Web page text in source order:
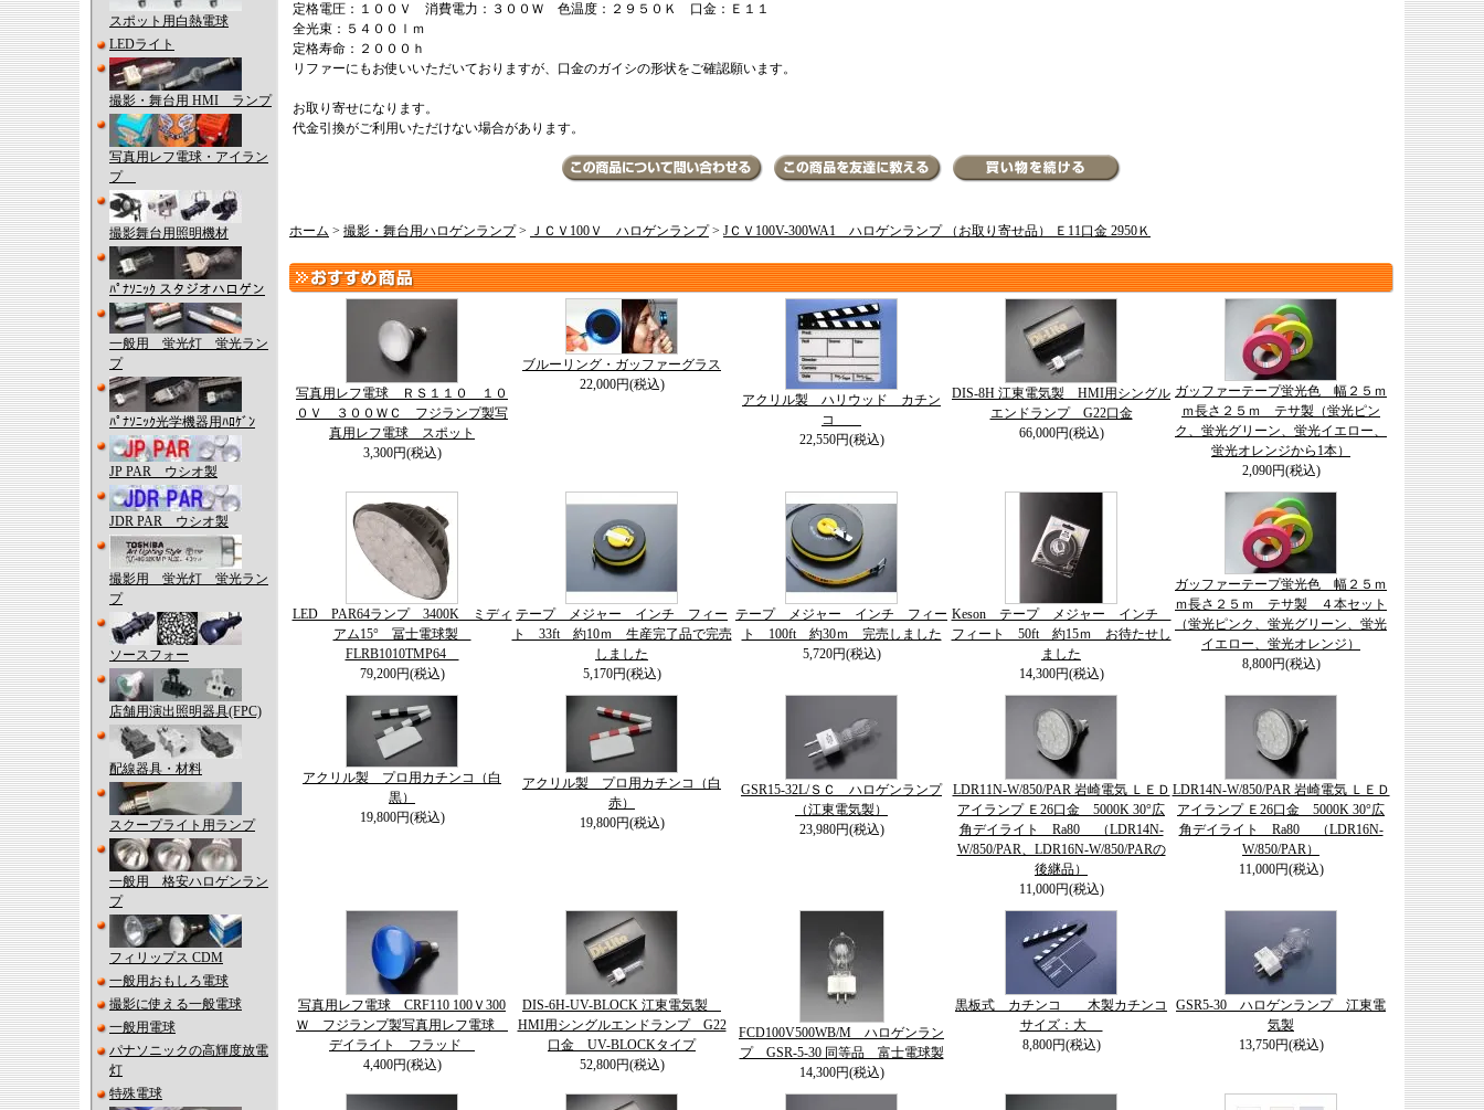
スポット用白熱電球
LEDライト
撮影・舞台用 HMI ランプ
写真用レフ電球・アイラン
プ
撮影舞台用照明機材
ﾊﾟﾅｿﾆｯｸ スタジオハロゲン
一般用 蛍光灯 蛍光ラン
プ
ﾊﾟﾅｿﾆｯｸ光学機器用ﾊﾛｹﾞﾝ
JP PAR ウシオ製
JDR PAR ウシオ製
撮影用 蛍光灯 蛍光ラン
プ
ソースフォー
店舗用演出照明器具(FPC)
配線器具・材料
スクープライト用ランプ
一般用 格安ハロゲンラン
プ
フィリップス CDM
一般用おもしろ電球
撮影に使える一般電球
一般用電球
パナソニックの高輝度放電
灯
特殊電球
定格電圧：１００Ｖ 消費電力：３００Ｗ 色温度：２９５０Ｋ 口金：Ｅ１１
全光束：５４００ｌｍ
定格寿命：２０００ｈ
リファーにもお使いいただいておりますが、口金のガイシの形状をご確認願います。
お取り寄せになります。
代金引換がご利用いただけない場合があります。
ホーム > 撮影・舞台用ハロゲンランプ> ＪＣＶ100Ｖ ハロゲンランプ> JＣＶ100V-300WA1 ハロゲンランプ （お取り寄せ品） Ｅ11口金 2950Ｋ
写真用レフ電球 ＲＳ１１０ １０
０Ｖ ３００ＷＣ フジランプ製写
真用レフ電球 スポット
3,300円(税込)
ブルーリング・ガッファーグラス
22,000円(税込)
アクリル製 ハリウッド カチン
コ
22,550円(税込)
DIS-8H 江東電気製 HMI用シングル
エンドランプ G22口金
66,000円(税込)
ガッファーテープ蛍光色 幅２５ｍ
ｍ長さ２５ｍ テサ製（蛍光ピン
ク、蛍光グリーン、蛍光イエロー、
蛍光オレンジから1本）
2,090円(税込)
LED PAR64ランプ 3400K ミディ
アム15° 冨士電球製
FLRB1010TMP64
79,200円(税込)
テープ メジャー インチ フィー
ト 33ft 約10ｍ 生産完了品で完売
しました
5,170円(税込)
テープ メジャー インチ フィー
ト 100ft 約30ｍ 完売しました
5,720円(税込)
Keson テープ メジャー インチ
フィート 50ft 約15ｍ お待たせし
ました
14,300円(税込)
ガッファーテープ蛍光色 幅２５ｍ
ｍ長さ２５ｍ テサ製 ４本セット
（蛍光ピンク、蛍光グリーン、蛍光
イエロー、蛍光オレンジ）
8,800円(税込)
アクリル製 プロ用カチンコ（白
黒）
19,800円(税込)
アクリル製 プロ用カチンコ（白
赤）
19,800円(税込)
GSR15-32L/ＳＣ ハロゲンランプ
（江東電気製）
23,980円(税込)
LDR11N-W/850/PAR 岩崎電気 ＬＥＤ
アイランプ Ｅ26口金 5000K 30°広
角デイライト Ra80 （LDR14N-
W/850/PAR、LDR16N-W/850/PARの
後継品）
11,000円(税込)
LDR14N-W/850/PAR 岩崎電気 ＬＥＤ
アイランプ Ｅ26口金 5000K 30°広
角デイライト Ra80 （LDR16N-
W/850/PAR）
11,000円(税込)
写真用レフ電球 CRF110 100Ｖ300
Ｗ フジランプ製写真用レフ電球
デイライト フラッド
4,400円(税込)
DIS-6H-UV-BLOCK 江東電気製
HMI用シングルエンドランプ G22
口金 UV-BLOCKタイプ
52,800円(税込)
FCD100V500WB/M ハロゲンラン
プ GSR-5-30 同等品 富士電球製
14,300円(税込)
黒板式 カチンコ 木製カチンコ
サイズ：大
8,800円(税込)
GSR5-30 ハロゲンランプ 江東電
気製
13,750円(税込)